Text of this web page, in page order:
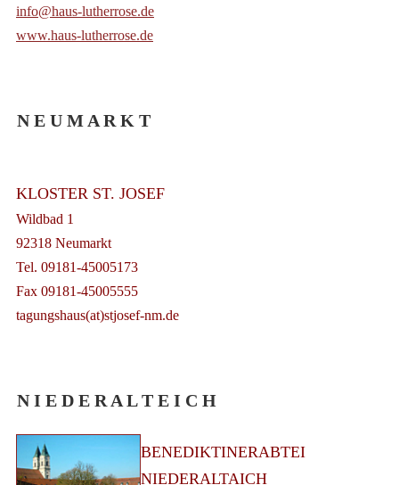
info@haus-lutherrose.de
www.haus-lutherrose.de
N E U M A R K T
KLOSTER ST. JOSEF
Wildbad 1
92318 Neumarkt
Tel. 09181-45005173
Fax 09181-45005555
tagungshaus(at)stjosef-nm.de
N I E D E R A L T E I C H
BENEDIKTINERABTEI
NIEDERALTAICH